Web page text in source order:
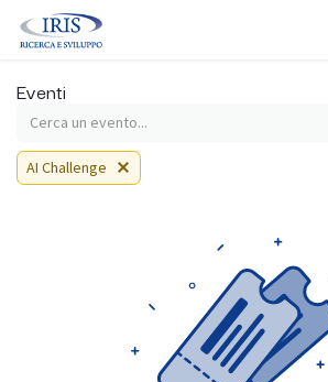
Passa al contenuto
Eventi
AI Challenge